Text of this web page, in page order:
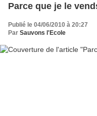
Parce que je le
Publié le 04/06/2010 à 20:27
Par Sauvons l'Ecole